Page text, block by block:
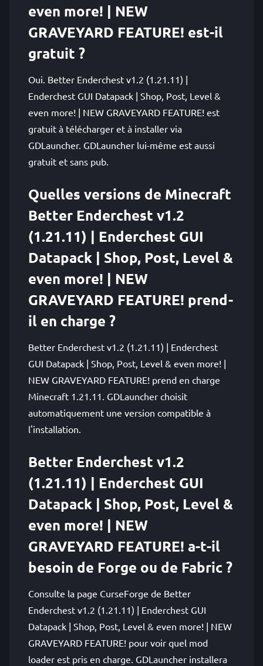
even more! | NEW
GRAVEYARD FEATURE! est-il
gratuit ?
Oui. Better Enderchest v1.2 (1.21.11) |
Enderchest GUI Datapack | Shop, Post, Level &
even more! | NEW GRAVEYARD FEATURE! est
gratuit à télécharger et à installer via
GDLauncher. GDLauncher lui-même est aussi
gratuit et sans pub.
Quelles versions de Minecraft
Better Enderchest v1.2
(1.21.11) | Enderchest GUI
Datapack | Shop, Post, Level &
even more! | NEW
GRAVEYARD FEATURE! prend-
il en charge ?
Better Enderchest v1.2 (1.21.11) | Enderchest
GUI Datapack | Shop, Post, Level & even more! |
NEW GRAVEYARD FEATURE! prend en charge
Minecraft 1.21.11. GDLauncher choisit
automatiquement une version compatible à
l'installation.
Better Enderchest v1.2
(1.21.11) | Enderchest GUI
Datapack | Shop, Post, Level &
even more! | NEW
GRAVEYARD FEATURE! a-t-il
besoin de Forge ou de Fabric ?
Consulte la page CurseForge de Better
Enderchest v1.2 (1.21.11) | Enderchest GUI
Datapack | Shop, Post, Level & even more! | NEW
GRAVEYARD FEATURE! pour voir quel mod
loader est pris en charge. GDLauncher installera